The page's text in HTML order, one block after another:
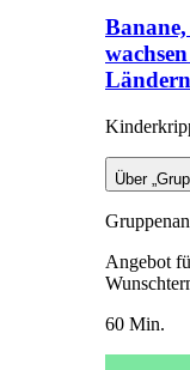
Über
Angebot
60 Min.